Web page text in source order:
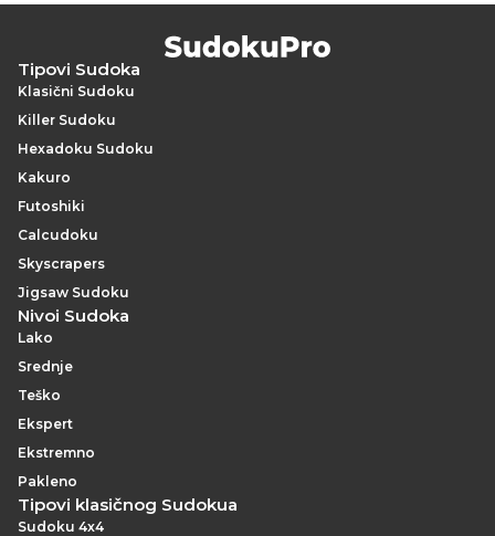
Tipovi Sudoka
Klasični Sudoku
Killer Sudoku
Hexadoku Sudoku
Kakuro
Futoshiki
Calcudoku
Skyscrapers
Jigsaw Sudoku
Nivoi Sudoka
Lako
Srednje
Teško
Ekspert
Ekstremno
Pakleno
Tipovi klasičnog Sudokua
Sudoku 4x4